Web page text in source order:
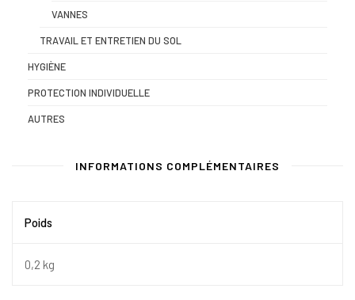
VANNES
TRAVAIL ET ENTRETIEN DU SOL
HYGIÈNE
PROTECTION INDIVIDUELLE
AUTRES
INFORMATIONS COMPLÉMENTAIRES
Poids
0,2 kg